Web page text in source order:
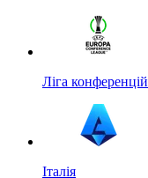
Ліга конференцій
Італія